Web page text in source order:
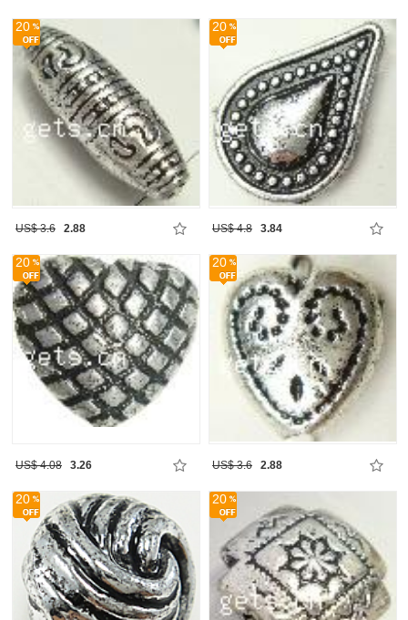
20
US$ 3.6 2.88
20
US$ 4.8 3.84
20
US$ 4.08 3.26
20
US$ 3.6 2.88
20 20